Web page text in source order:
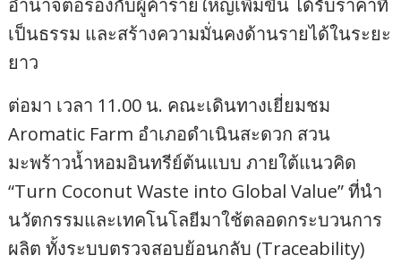
อำนาจต่อรองกับผู้ค้ารายใหญ่เพิ่มขึ้น ได้รับราคาที่
เป็นธรรม และสร้างความมั่นคงด้านรายได้ในระยะ
ยาว
ต่อมา เวลา 11.00 น. คณะเดินทางเยี่ยมชม
Aromatic Farm อำเภอดำเนินสะดวก สวน
มะพร้าวน้ำหอมอินทรีย์ต้นแบบ ภายใต้แนวคิด
“Turn Coconut Waste into Global Value” ที่นำ
นวัตกรรมและเทคโนโลยีมาใช้ตลอดกระบวนการ
ผลิต ทั้งระบบตรวจสอบย้อนกลับ (Traceability)